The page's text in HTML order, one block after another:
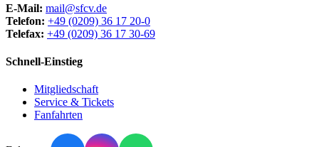
E-Mail: mail@sfcv.de
Telefon: +49 (0209) 36 17 20-0
Telefax: +49 (0209) 36 17 30-69
Schnell-Einstieg
Mitgliedschaft
Service & Tickets
Fanfahrten